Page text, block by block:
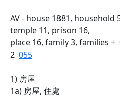
AV - house 1881, household
temple 11, prison 16,
place 16, family 3, families +
2 055
1) 房屋
1a) 房屋, 住處